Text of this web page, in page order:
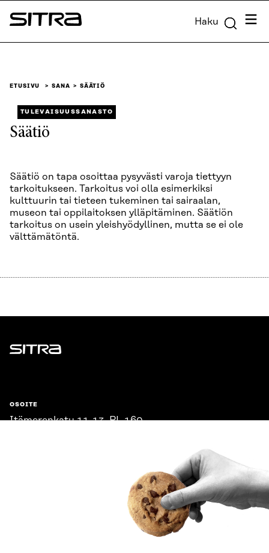
Siirry
suoraan
Sitra Haku
ETUSIVU SANA SÄÄTIÖ
TULEVAISUUSSANASTO
Säätiö
Säätiö on tapa osoittaa pysyvästi varoja tiettyyn
tarkoitukseen. Tarkoitus voi olla esimerkiksi
kulttuurin tai tieteen tukeminen tai sairaalan,
museon tai oppilaitoksen ylläpitäminen. Säätiön
tarkoitus on usein yleishyödyllinen, mutta se ei ole
välttämätöntä.
Sitra
OSOITE
Itämerenkatu 11-13, PL 160,